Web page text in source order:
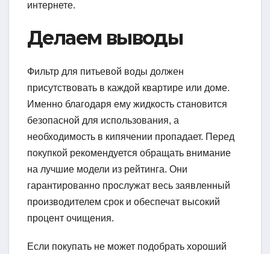
интернете.
Делаем выводы
Фильтр для питьевой воды должен
присутствовать в каждой квартире или доме.
Именно благодаря ему жидкость становится
безопасной для использования, а
необходимость в кипячении пропадает. Перед
покупкой рекомендуется обращать внимание
на лучшие модели из рейтинга. Они
гарантированно прослужат весь заявленный
производителем срок и обеспечат высокий
процент очищения.
Если покупать не может подобрать хороший